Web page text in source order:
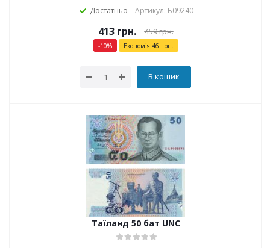
Достатньо Артикул: Б09240
413грн. 459грн.
-10% Економія 46 грн.
В кошик
Таїланд 50 бат UNC